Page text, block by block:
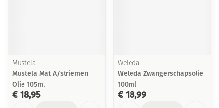
Mustela
Mustela Mat A/striemen
Olie 105ml
€ 18,95
Weleda
Weleda Zwangerschapsolie
100ml
€ 18,99